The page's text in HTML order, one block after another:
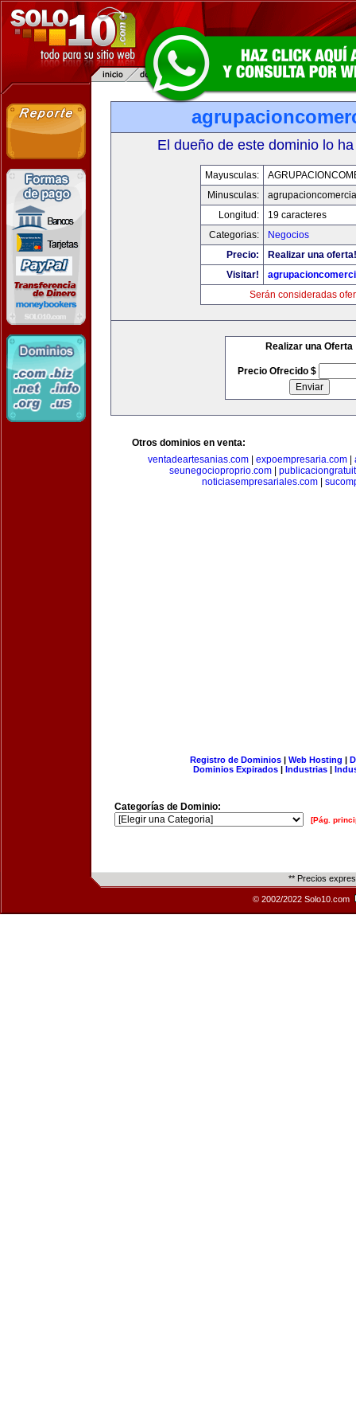
El dueño de este dominio lo
Mayusculas:
Minusculas:
Longitud:
19 caracteres
Categorias:
Negocios
Precio:
Realizar una oferta!
Visitar!
Serán consideradas
Realizar una Oferta
Precio Ofrecido $
Otros dominios en venta:
ventadeartesanias.com| expoempresaria.com|
seunegocioproprio.com
noticiasempresariales.com|
Registro de Dominios| Web Hosting |
Dominios Expirados | Industrias |
Categorías de Dominio:
[Pág.
** Precios
© 2002/2022 Solo10.com